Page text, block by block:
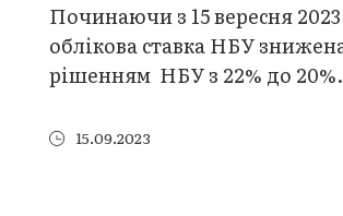
Починаючи з 15 вересня
облікова ставка НБУ
рішенням НБУ з 22% до
15.09.2023